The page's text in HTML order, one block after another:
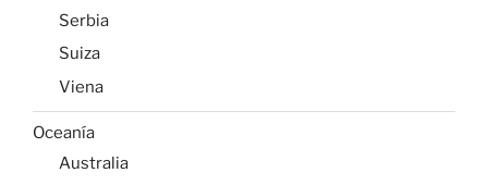
Serbia
Suiza
Viena
Oceanía
Australia